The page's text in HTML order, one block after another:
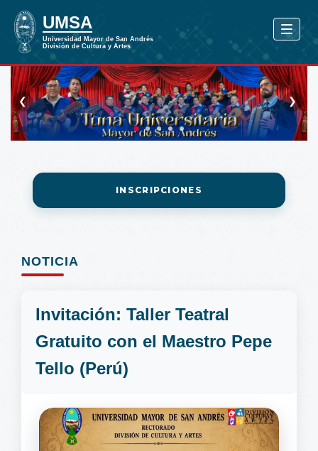
❮ ❯
INSCRIPCIONES
NOTICIA
Invitación: Taller Teatral
Gratuito con el Maestro Pepe
Tello (Perú)